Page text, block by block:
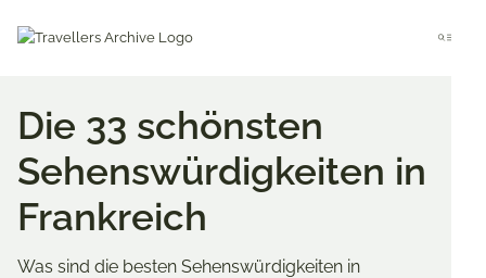
Menu
Die 33 schönsten
Sehenswürdigkeiten in
Frankreich
Was sind die besten Sehenswürdigkeiten in